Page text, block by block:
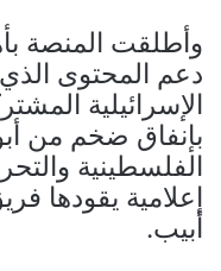
وأطلقت المنصة
دعم المحتوى الذي
الإسرائيلية
بإنفاق ضخم من
الفلسطينية
إعلامية يقودها
أبيب.